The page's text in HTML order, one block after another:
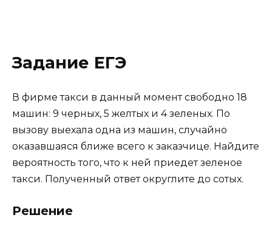
Задание ЕГЭ
В фирме такси в данный момент свободно 18
машин: 9 черных, 5 желтых и 4 зеленых. По
вызову выехала одна из машин, случайно
оказавшаяся ближе всего к заказчице. Найдите
вероятность того, что к ней приедет зеленое
такси. Полученный ответ округлите до сотых.
Решение